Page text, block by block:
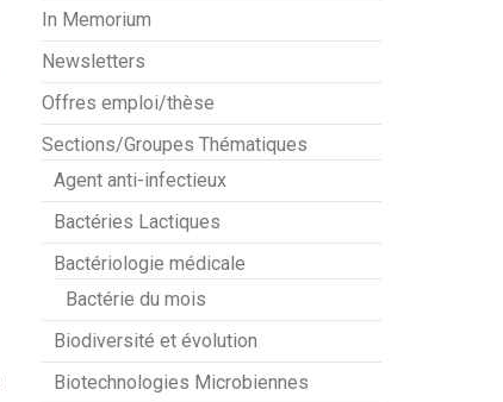
In Memorium
Newsletters
Offres emploi/thèse
Sections/Groupes Thématiques
Agent anti-infectieux
Bactéries Lactiques
Bactériologie médicale
Bactérie du mois
Biodiversité et évolution
Biotechnologies Microbiennes